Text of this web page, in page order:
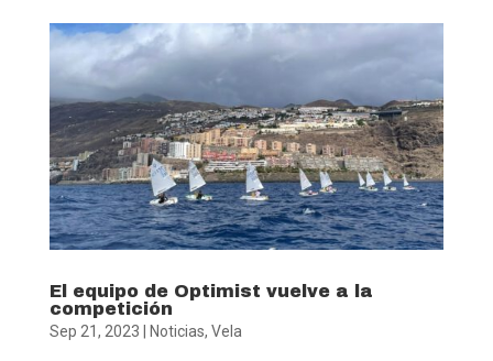
El equipo de Optimist vuelve a la
competición
Sep 21, 2023 Noticias, Vela